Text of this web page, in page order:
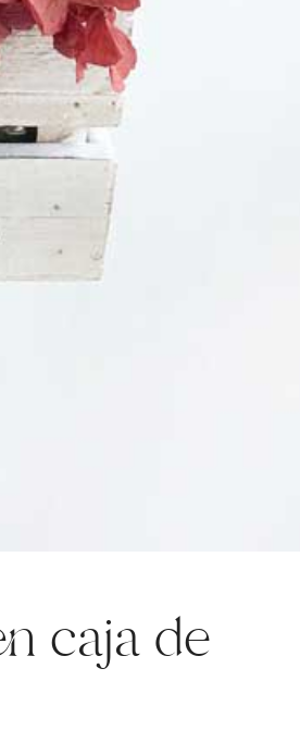
caja de